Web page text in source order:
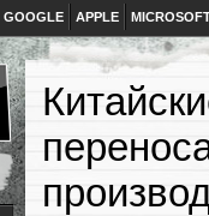
GOOGLE APPLE